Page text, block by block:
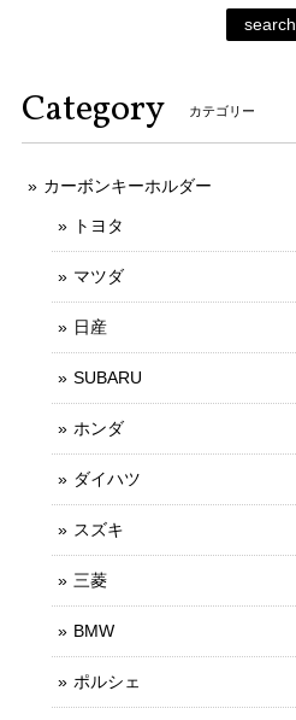
search
Category カテゴリー
カーボンキーホルダー
トヨタ
マツダ
日産
SUBARU
ホンダ
ダイハツ
スズキ
三菱
BMW
ポルシェ